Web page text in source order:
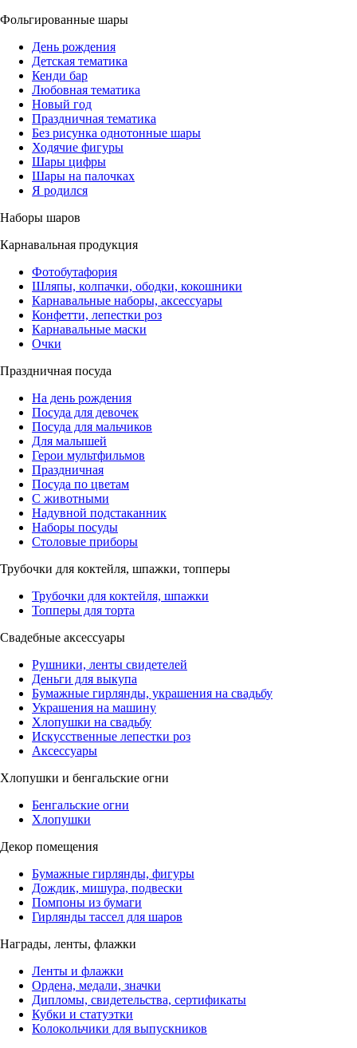
Фольгированные шары
День рождения
Детская тематика
Кенди бар
Любовная тематика
Новый год
Праздничная тематика
Без рисунка однотонные шары
Ходячие фигуры
Шары цифры
Шары на палочках
Я родился
Наборы шаров
Карнавальная продукция
Фотобутафория
Шляпы, колпачки, ободки, кокошники
Карнавальные наборы, аксессуары
Конфетти, лепестки роз
Карнавальные маски
Очки
Праздничная посуда
На день рождения
Посуда для девочек
Посуда для мальчиков
Для малышей
Герои мультфильмов
Праздничная
Посуда по цветам
С животными
Надувной подстаканник
Наборы посуды
Столовые приборы
Трубочки для коктейля, шпажки, топперы
Трубочки для коктейля, шпажки
Топперы для торта
Свадебные аксессуары
Рушники, ленты свидетелей
Деньги для выкупа
Бумажные гирлянды, украшения на свадьбу
Украшения на машину
Хлопушки на свадьбу
Искусственные лепестки роз
Аксессуары
Хлопушки и бенгальские огни
Бенгальские огни
Хлопушки
Декор помещения
Бумажные гирлянды, фигуры
Дождик, мишура, подвески
Помпоны из бумаги
Гирлянды тассел для шаров
Награды, ленты, флажки
Ленты и флажки
Ордена, медали, значки
Дипломы, свидетельства, сертификаты
Кубки и статуэтки
Колокольчики для выпускников